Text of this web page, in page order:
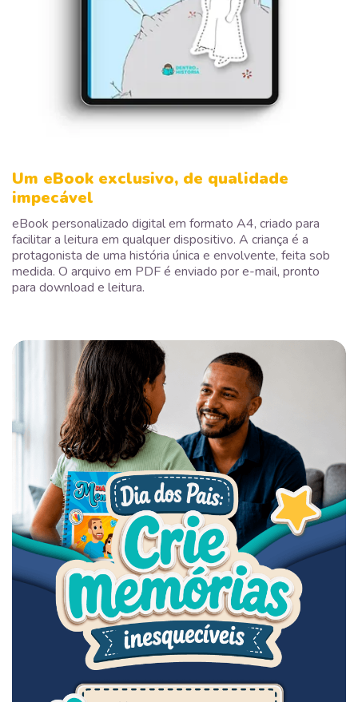
Um eBook exclusivo, de qualidade
impecável
eBook personalizado digital em formato A4, criado para
facilitar a leitura em qualquer dispositivo. A criança é a
protagonista de uma história única e envolvente, feita sob
medida. O arquivo em PDF é enviado por e-mail, pronto
para download e leitura.